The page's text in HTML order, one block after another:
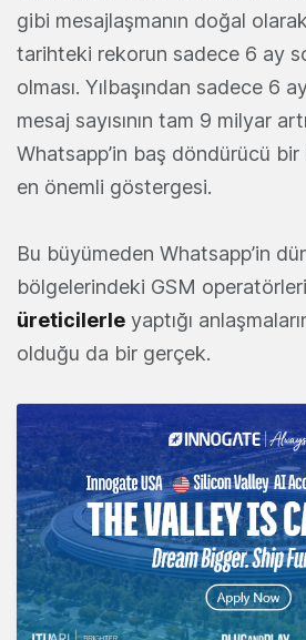
gibi mesajlaşmanın doğal
tarihteki rekorun sadece 6 ay
olması. Yılbaşından sadece 6
mesaj sayısının tam 9 milyar
Whatsapp’in baş döndürücü bir
en önemli göstergesi.
Bu büyümeden Whatsapp’in
bölgelerindeki GSM
üreticilerle yaptığı
olduğu da bir gerçek.